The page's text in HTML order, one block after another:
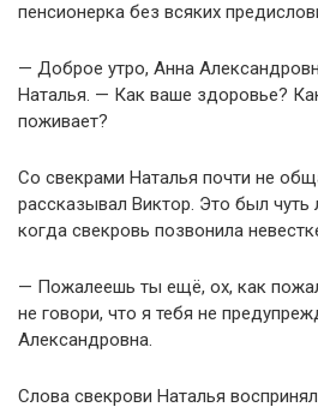
пенсионерка без всяких
— Доброе утро, Анна
Наталья. — Как ваше здоровье?
поживает?
Со свекрами Наталья почти не
рассказывал Виктор. Это был чуть
когда свекровь позвонила
— Пожалеешь ты ещё, ох, как
не говори, что я тебя не
Александровна.
Слова свекрови Наталья